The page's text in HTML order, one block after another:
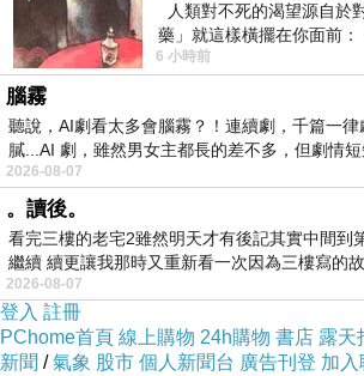
人類對不死的渴望源自於
藥」就這樣橫擺在你面前：
停止衰老、痛覺消失…堪
6 小時前
腦霧
聽說，AI劇看太多會腦霧？！連續劇，千篇一
膩...AI 劇，雖然男女主都長的差不多，但劇情
2026-08-07
。讀後。
看完三樓的老宅2雖然明天才有後記其實中間到
繼續 續更讓我那時又重新看一次因為三樓寫的
有
2026-08-07
登入 註冊
PChome首頁 線上購物 24h購物 書店 露天
新聞 /氣象 股市 個人新聞台 廣告刊登 加入